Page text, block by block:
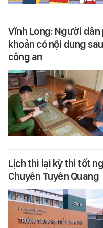
Vĩnh Long: Người
khoản có nội dung
công an
Lịch thi lại kỳ thi tốt
Chuyên Tuyên Quang